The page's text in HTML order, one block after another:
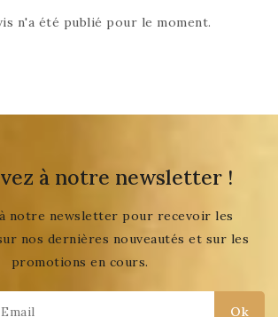
n'a été publié pour le moment.
à notre newsletter !
notre newsletter pour recevoir les
nos dernières nouveautés et sur les
promotions en cours.